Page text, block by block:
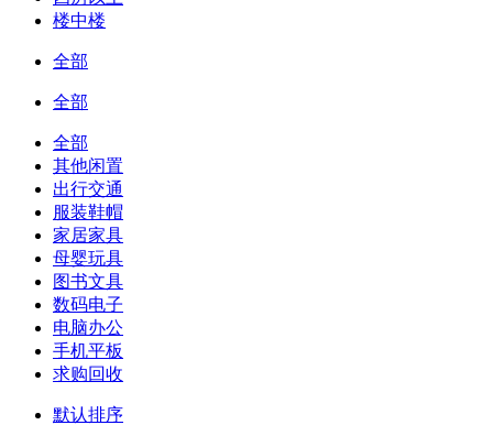
楼中楼
全部
全部
全部
其他闲置
出行交通
服装鞋帽
家居家具
母婴玩具
图书文具
数码电子
电脑办公
手机平板
求购回收
默认排序